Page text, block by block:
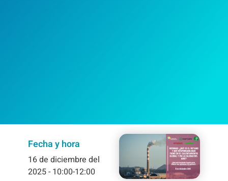
Fecha y hora
16de diciembre del
2025- 10:00-12:00